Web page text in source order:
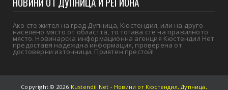
Ако сте жител на град Дупница, Кюстендил, или на друго
населено място от областта, то тогава сте на правилното
място. Новинарска информационна агенция Кюстендил Нет
предоставя надеждна информация, проверена от
достоверни източници. Приятен престой!
Copyright © 2026 Kustendil Net - Новини от Кюстендил, Дупница,